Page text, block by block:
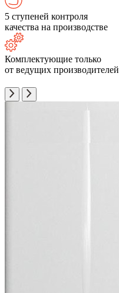
5 ступеней контроля
качества на производстве
Комплектующие только
от ведущих производителей